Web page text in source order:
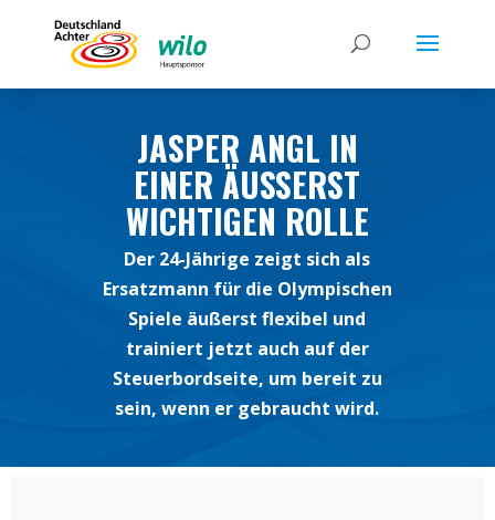
JASPER ANGL IN
EINER ÄUSSERST W
ICHTIGEN ROLLE
Der 24-Jährige zeigt sich als
Ersatzmann für die Olympischen
Spiele äußerst flexibel und
trainiert jetzt auch auf der
Steuerbordseite, um bereit zu
sein, wenn er gebraucht wird.